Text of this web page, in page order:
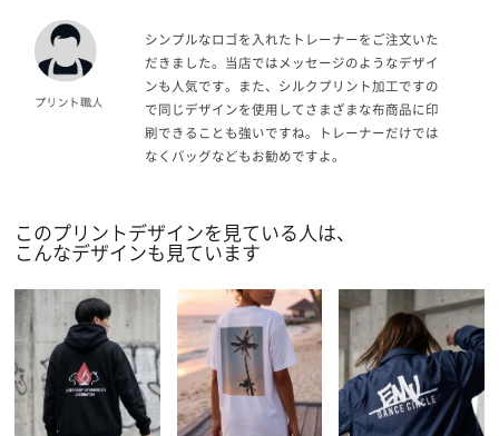
シンプルなロゴを入れたトレーナーをご注文いた
だきました。当店ではメッセージのようなデザイ
ンも人気です。また、シルクプリント加工ですの
で同じデザインを使用してさまざまな布商品に印
刷できることも強いですね。トレーナーだけでは
なくバッグなどもお勧めですよ。
このプリントデザインを見ている人は、
こんなデザインも見ています